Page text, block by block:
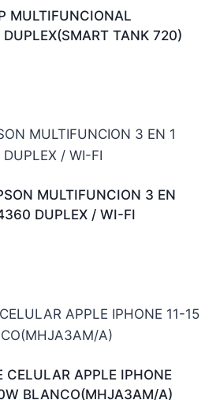
MULTIFUNCIONAL
TANK 720)
MULTIFUNCION 3 EN
DUPLEX / WI-FI
CELULAR APPLE IPHONE
BLANCO(MHJA3AM/A)